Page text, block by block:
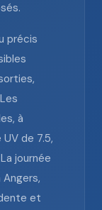
précis
à
de 7.5,
journée
et